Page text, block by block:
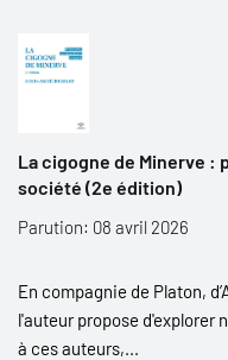
La cigogne de Minerve
société (2e édition)
Parution: 08 avril 2026
En compagnie de Platon,
l'auteur propose d'explorer
à ces auteurs,...